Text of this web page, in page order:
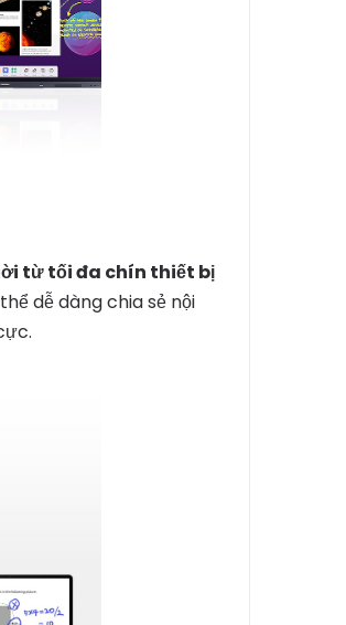
từ tối đa chín thiết bị
dễ dàng chia sẻ nội